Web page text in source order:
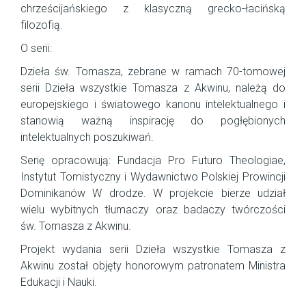
chrześcijańskiego z klasyczną grecko-łacińską
filozofią.
O serii:
Dzieła św. Tomasza, zebrane w ramach 70-tomowej
serii Dzieła wszystkie Tomasza z Akwinu, należą do
europejskiego i światowego kanonu intelektualnego i
stanowią ważną inspirację do pogłębionych
intelektualnych poszukiwań.
Serię opracowują: Fundacja Pro Futuro Theologiae,
Instytut Tomistyczny i Wydawnictwo Polskiej Prowincji
Dominikanów W drodze. W projekcie bierze udział
wielu wybitnych tłumaczy oraz badaczy twórczości
św. Tomasza z Akwinu.
Projekt wydania serii Dzieła wszystkie Tomasza z
Akwinu został objęty honorowym patronatem Ministra
Edukacji i Nauki.